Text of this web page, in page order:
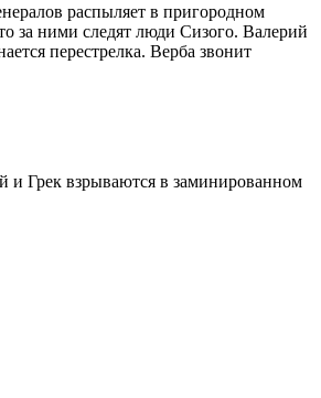
распыляет в пригородном
за ними следят люди Сизого. Валерий
перестрелка. Верба звонит
и Грек взрываются в заминированном